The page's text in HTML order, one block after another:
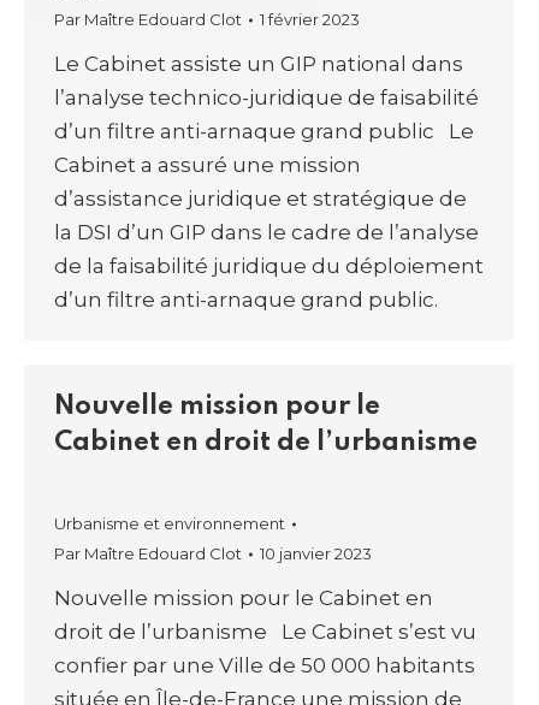
Par Maître Edouard Clot 1 février 2023
Le Cabinet assiste un GIP national dans
l’analyse technico-juridique de faisabilité
d’un filtre anti-arnaque grand public Le
Cabinet a assuré une mission
d’assistance juridique et stratégique de
la DSI d’un GIP dans le cadre de l’analyse
de la faisabilité juridique du déploiement
d’un filtre anti-arnaque grand public.
Nouvelle mission pour le
Cabinet en droit de l’urbanisme
Urbanisme et environnement
Par Maître Edouard Clot 10 janvier 2023
Nouvelle mission pour le Cabinet en
droit de l’urbanisme Le Cabinet s’est vu
confier par une Ville de 50 000 habitants
située en Île-de-France une mission de